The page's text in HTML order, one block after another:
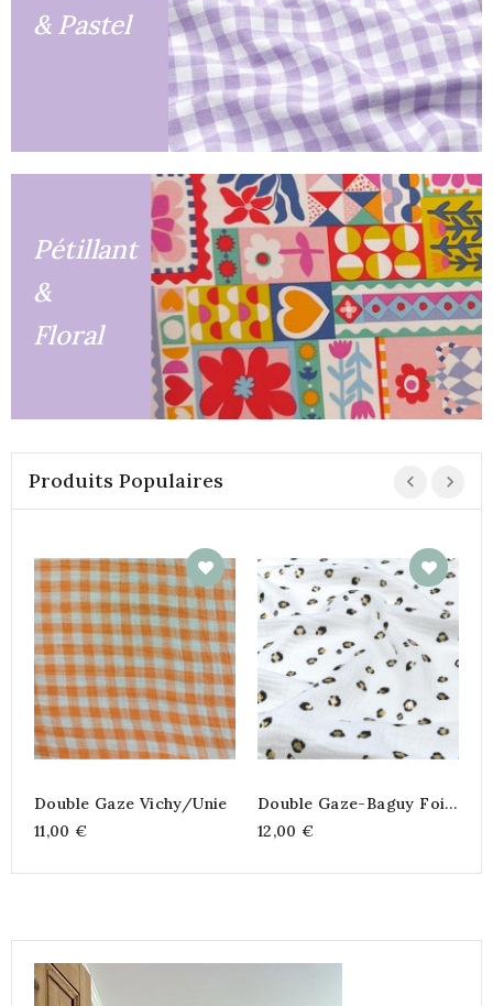
& Pastel
Pétillant
&
Floral
Produits Populaires
Double Gaze Vichy/Unie
11,00 €
Double Gaze-Baguy Foil
-135 Cm
12,00 €